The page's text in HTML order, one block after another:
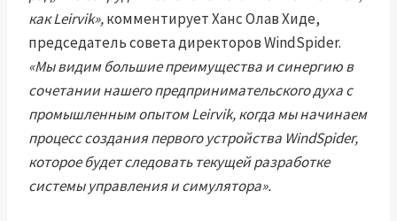
как Leirvik»,комментирует Ханс Олав Хиде,
председатель совета директоров WindSpider.
«Мы видим большие преимущества и синергию в
сочетании нашего предпринимательского духа с
промышленным опытом Leirvik, когда мы начинаем
процесс создания первого устройства WindSpider,
которое будет следовать текущей разработке
системы управления и симулятора».